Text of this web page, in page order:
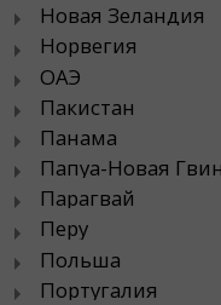
Новая Зеландия
Норвегия
ОАЭ
Пакистан
Панама
Папуа-Новая
Парагвай
Перу
Польша
Португалия